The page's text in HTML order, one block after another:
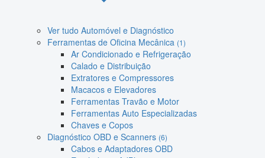
Ver tudo Automóvel e Diagnóstico
Ferramentas de Oficina Mecânica (1)
Ar Condicionado e Refrigeração
Calado e Distribuição
Extratores e Compressores
Macacos e Elevadores
Ferramentas Travão e Motor
Ferramentas Auto Especializadas
Chaves e Copos
Diagnóstico OBD e Scanners (6)
Cabos e Adaptadores OBD